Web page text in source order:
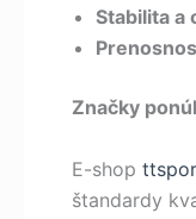
Stabilita a
Značky
E-shop
štandardy